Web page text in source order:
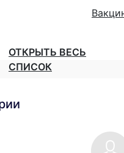
ОТКРЫТЬ ВЕСЬ
СПИСОК